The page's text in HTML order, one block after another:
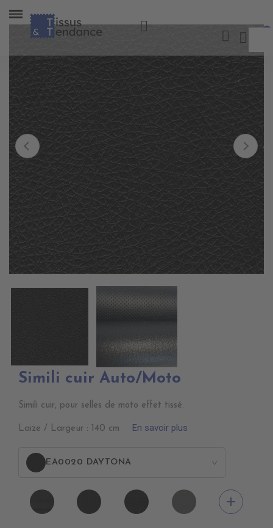
Simili cuir Auto/Moto
Simili cuir, pour selles de moto effet tissé.
Laize / Largeur : 140 cm En savoir plus
EA0020 DAYTONA >
EA0100
NEXUS
EA0030
ICONE
EA0040
SCOOTER
EA0120
NEXUS add